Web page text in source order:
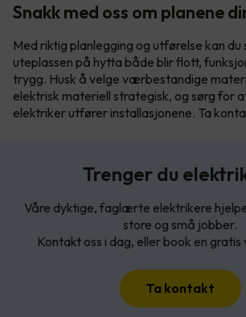
Snakk med oss om planene
Med riktig planlegging og utførelse kan
uteplassen på hytta både blir flott,
trygg. Husk å velge værbestandige
elektrisk materiell strategisk, og sørg for
elektriker utfører installasjonene. Ta
Trenger du
Våre dyktige, faglærte elektrikere
store og små jobber.
Kontakt oss i dag, eller book en
Ta kontakt